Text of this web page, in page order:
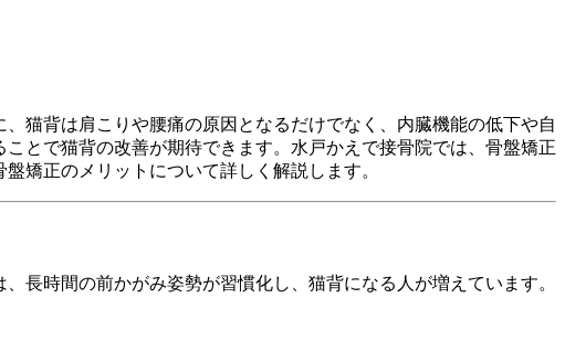
猫背は肩こりや腰痛の原因となるだけでなく、内臓機能の低下や自
とで猫背の改善が期待できます。水戸かえで接骨院では、骨盤矯正
矯正のメリットについて詳しく解説します。
長時間の前かがみ姿勢が習慣化し、猫背になる人が増えています。